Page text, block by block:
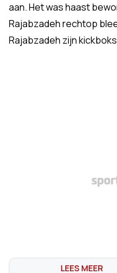
aan. Het was haast
Rajabzadeh rechtop
Rajabzadeh zijn